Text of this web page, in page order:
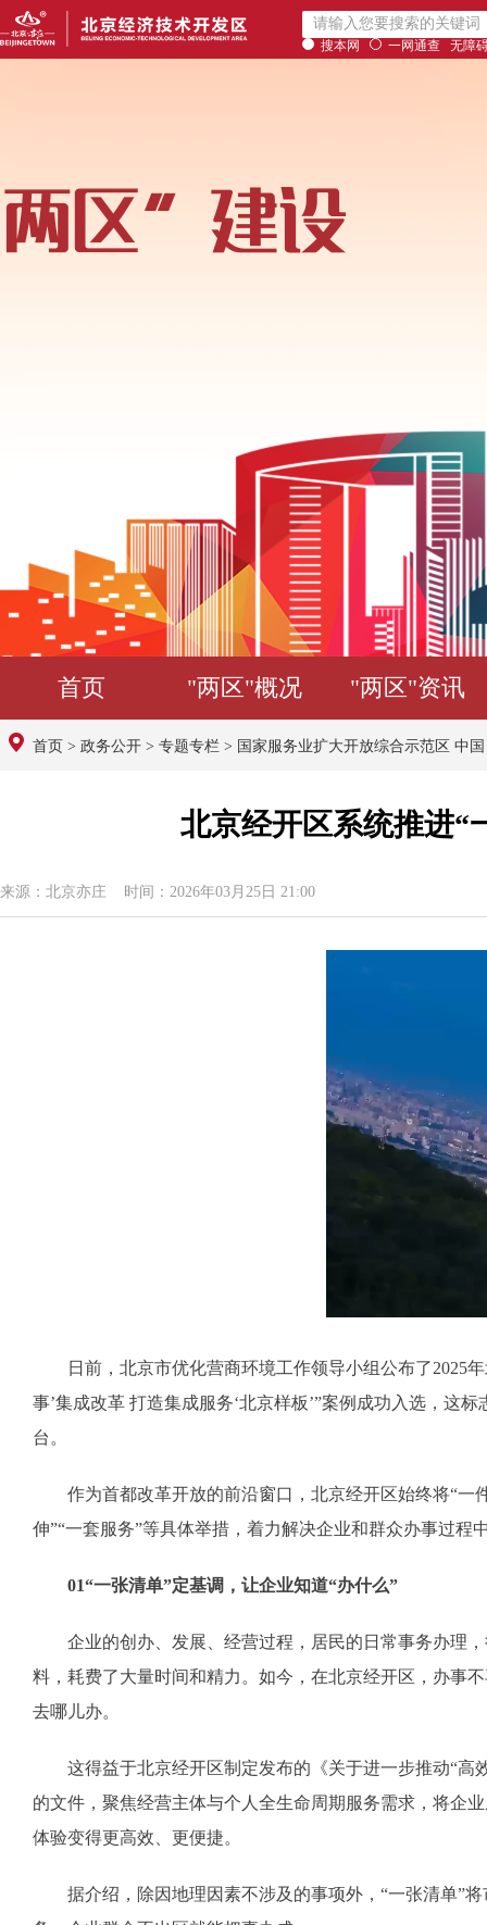
搜本网 一网通查 无障
首页 "两区"概况 "两区"资讯
首页 > 政务公开 > 专题专栏 > 国家服务业扩大开放综合示范区 中
北京经开区系统推进“
来源：北京亦庄 时间：2026年03月25日 21:00
日前，北京市优化营商环境工作领导小组公布了2025年
事’集成改革 打造集成服务‘北京样板’”案例成功入选，这
台。
作为首都改革开放的前沿窗口，北京经开区始终将“一
伸”“一套服务”等具体举措，着力解决企业和群众办事过
01“一张清单”定基调，让企业知道“办什么”
企业的创办、发展、经营过程，居民的日常事务办理，
料，耗费了大量时间和精力。如今，在北京经开区，办事
去哪儿办。
这得益于北京经开区制定发布的《关于进一步推动“高
的文件，聚焦经营主体与个人全生命周期服务需求，将企
体验变得更高效、更便捷。
据介绍，除因地理因素不涉及的事项外，“一张清单”将